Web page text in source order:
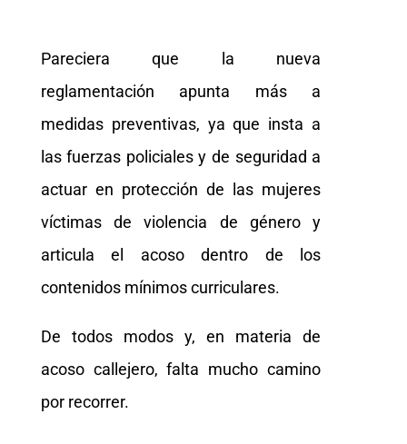
Pareciera que la nueva
reglamentación apunta más a
medidas preventivas, ya que insta a
las fuerzas policiales y de seguridad a
actuar en protección de las mujeres
víctimas de violencia de género y
articula el acoso dentro de los
contenidos mínimos curriculares.
De todos modos y, en materia de
acoso callejero, falta mucho camino
por recorrer.